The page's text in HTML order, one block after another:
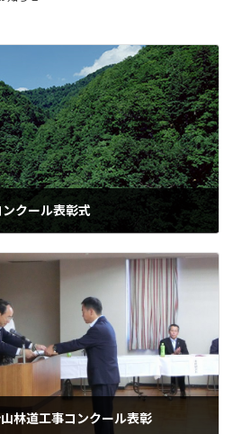
クール表彰式
林道工事コンクール表彰